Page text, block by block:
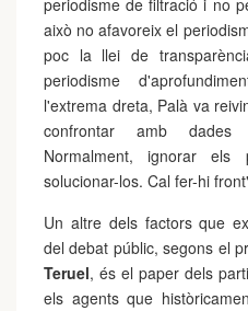
periodisme de filtració i no
això no afavoreix el
poc la llei de
periodisme
l'extrema dreta, Palà va
confrontar amb
Normalment, ignorar
solucionar-los. Cal fer-hi
Un altre dels factors que
del debat públic, segons el
Teruel, és el paper dels
els agents que